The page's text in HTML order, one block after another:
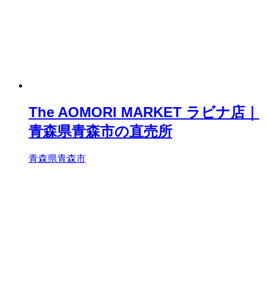
The AOMORI MARKET ラビナ店｜
青森県青森市の直売所
青森県青森市